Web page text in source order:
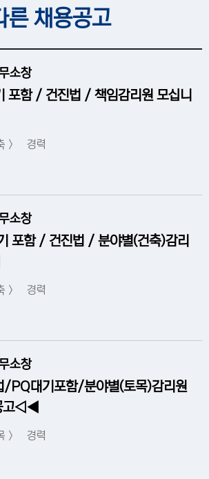
른 채용공고
소창
함 / 건진법 / 책임감리원 모십니
> 경력
소창
포함 / 건진법 / 분야별(건축)감리
> 경력
소창
대기포함/분야별(토목)감리원
고◁◀
> 경력